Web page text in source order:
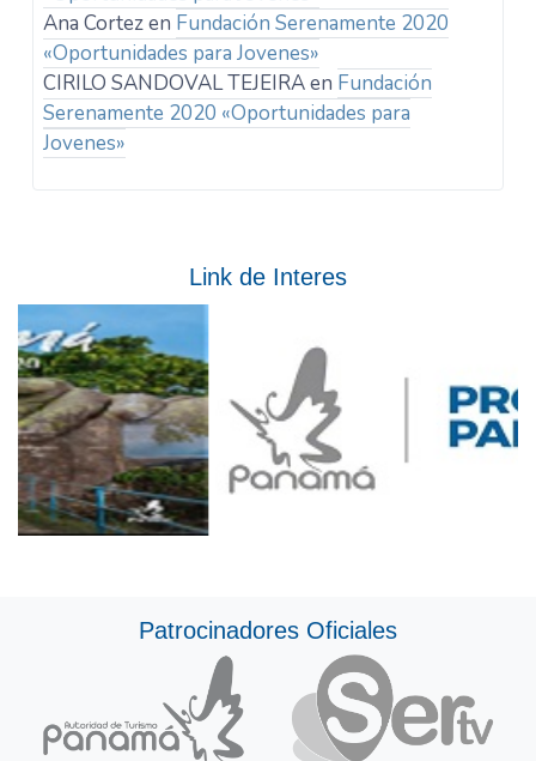
Ana Cortezen Fundación Serenamente 2020
«Oportunidades para Jovenes»
CIRILO SANDOVAL TEJEIRAen Fundación
Serenamente 2020 «Oportunidades para
Jovenes»
Link de Interes
Patrocinadores Oficiales